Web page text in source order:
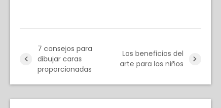
7 consejos para
dibujar caras
proporcionadas
Los beneficios del
arte para los niños